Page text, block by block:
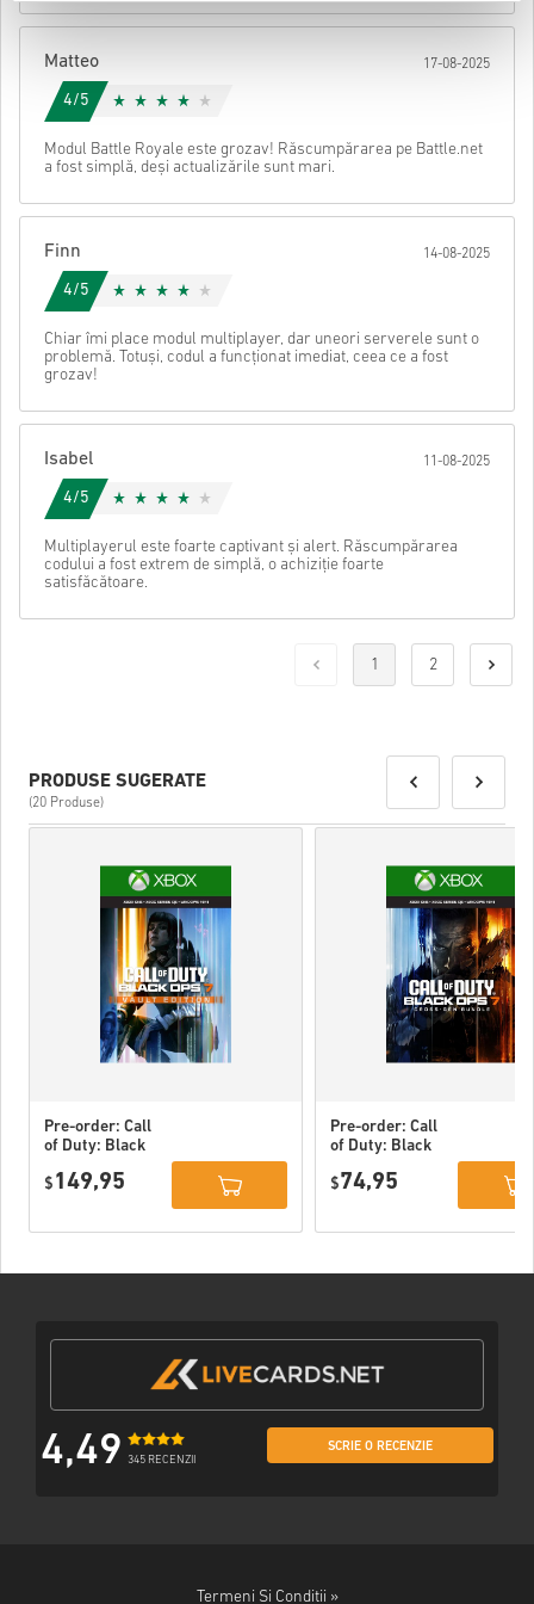
După aceea, vei primi un e-mail cu un link securizat pentru a
accesa codul tău.
Matteo 17-08-2025
4/5
Modul Battle Royale este grozav! Răscumpărarea pe Battle.net
a fost simplă, deși actualizările sunt mari.
Finn 14-08-2025
4/5
Chiar îmi place modul multiplayer, dar uneori serverele sunt o
problemă. Totuși, codul a funcționat imediat, ceea ce a fost
grozav!
Isabel 11-08-2025
4/5
Multiplayerul este foarte captivant și alert. Răscumpărarea
codului a fost extrem de simplă, o achiziție foarte
satisfăcătoare.
1 2
PRODUSE SUGERATE
(20 Produse)
Pre-order: Call
of Duty: Black
Edition Xbox
$ 149,95
Pre-order: Call
of Duty: Black
Bundle Xbox
$74,95
4,49 345 RECENZII
SCRIE O RECENZIE
Termeni Si Conditii »